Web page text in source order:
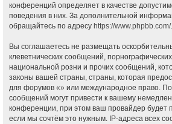
конференций определяет в качестве
поведения в них. За дополнительной
обращайтесь по адресу https://www.phpbb.com/.
Вы соглашаетесь не размещать
клеветнических сообщений,
национальной розни и прочих сообщений,
законы вашей страны, страны, которая
для форумов «» или международное право.
сообщений могут привести к вашему
конференции, при этом ваш провайдер будет
если мы сочтём это нужным. IP-адреса всех